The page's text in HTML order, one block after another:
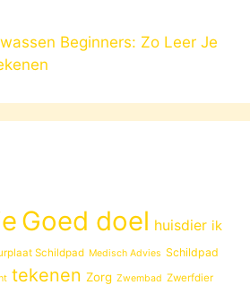
Beginners: Zo Leer Je
Goed doel huisdier ik
Schildpad Medisch Advies Schildpad
tekenen Zorg Zwembad Zwerfdier